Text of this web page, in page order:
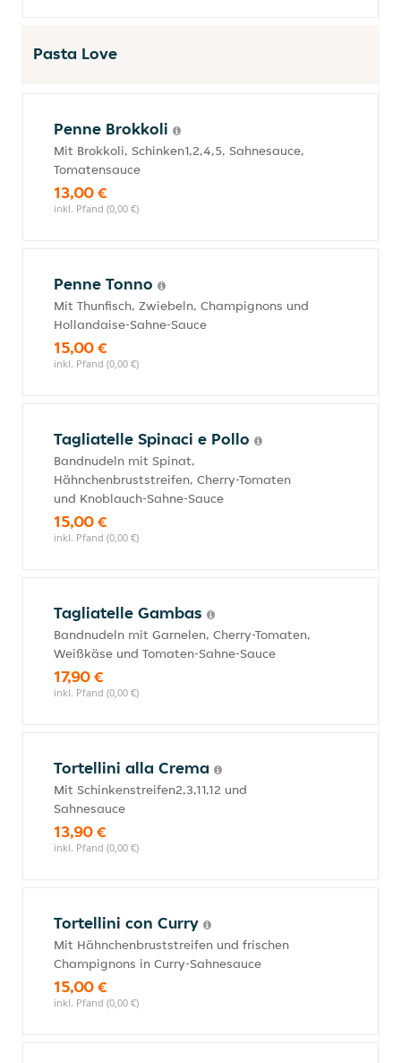
Pasta Love
Penne Brokkoli
Mit Brokkoli, Schinken1,2,4,5, Sahnesauce,
Tomatensauce
13,00 €
inkl. Pfand (0,00 €)
Penne Tonno
Mit Thunfisch, Zwiebeln, Champignons und
Hollandaise-Sahne-Sauce
15,00 €
inkl. Pfand (0,00 €)
Tagliatelle Spinaci e Pollo
Bandnudeln mit Spinat,
Hähnchenbruststreifen, Cherry-Tomaten
und Knoblauch-Sahne-Sauce
15,00 €
inkl. Pfand (0,00 €)
Tagliatelle Gambas
Bandnudeln mit Garnelen, Cherry-Tomaten,
Weißkäse und Tomaten-Sahne-Sauce
17,90 €
inkl. Pfand (0,00 €)
Tortellini alla Crema
Mit Schinkenstreifen2,3,11,12 und
Sahnesauce
13,90 €
inkl. Pfand (0,00 €)
Tortellini con Curry
Mit Hähnchenbruststreifen und frischen
Champignons in Curry-Sahnesauce
15,00 €
inkl. Pfand (0,00 €)